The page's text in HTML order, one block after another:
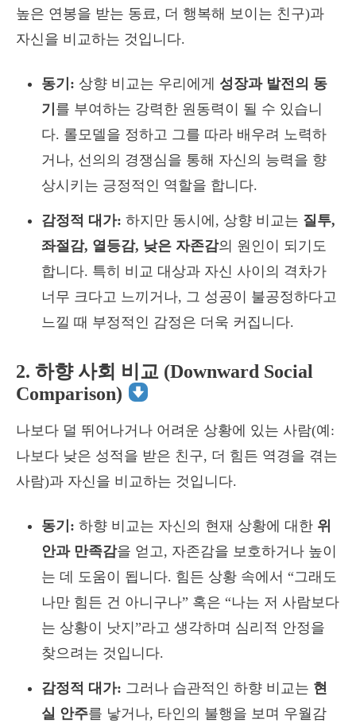
높은 연봉을 받는 동료, 더 행복해 보이는 친구)과
자신을 비교하는 것입니다.
동기: 상향 비교는 우리에게 성장과 발전의 동
기 를 부여하는 강력한 원동력이 될 수 있습니
다. 롤모델을 정하고 그를 따라 배우려 노력하
거나, 선의의 경쟁심을 통해 자신의 능력을 향
상시키는 긍정적인 역할을 합니다.
감정적 대가: 하지만 동시에, 상향 비교는 질투,
좌절감, 열등감, 낮은 자존감의 원인이 되기도
합니다. 특히 비교 대상과 자신 사이의 격차가
너무 크다고 느끼거나, 그 성공이 불공정하다고
느낄 때 부정적인 감정은 더욱 커집니다.
2. 하향 사회 비교 (Downward Social
Comparison)
나보다 덜 뛰어나거나 어려운 상황에 있는 사람(예:
나보다 낮은 성적을 받은 친구, 더 힘든 역경을 겪는
사람)과 자신을 비교하는 것입니다.
동기: 하향 비교는 자신의 현재 상황에 대한 위
안과 만족감을 얻고, 자존감을 보호하거나 높이
는 데 도움이 됩니다. 힘든 상황 속에서 “그래도
나만 힘든 건 아니구나” 혹은 “나는 저 사람보다
는 상황이 낫지”라고 생각하며 심리적 안정을
찾으려는 것입니다.
감정적 대가: 그러나 습관적인 하향 비교는 현
실 안주를 낳거나, 타인의 불행을 보며 우월감